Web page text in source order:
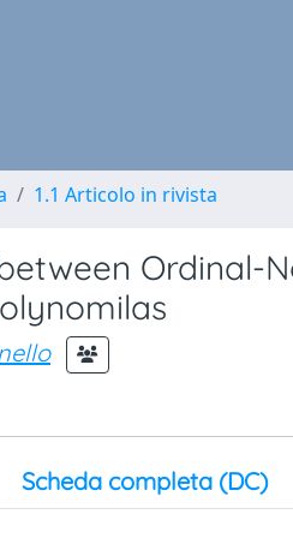
1.1 Articolo in rivista
Ordinal-
Scheda completa (DC)